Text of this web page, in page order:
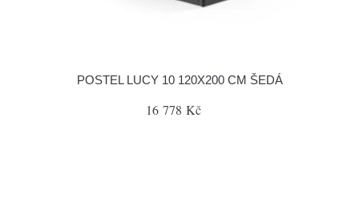
POSTEL LUCY 10 120X200 CM ŠEDÁ
16 778 Kč